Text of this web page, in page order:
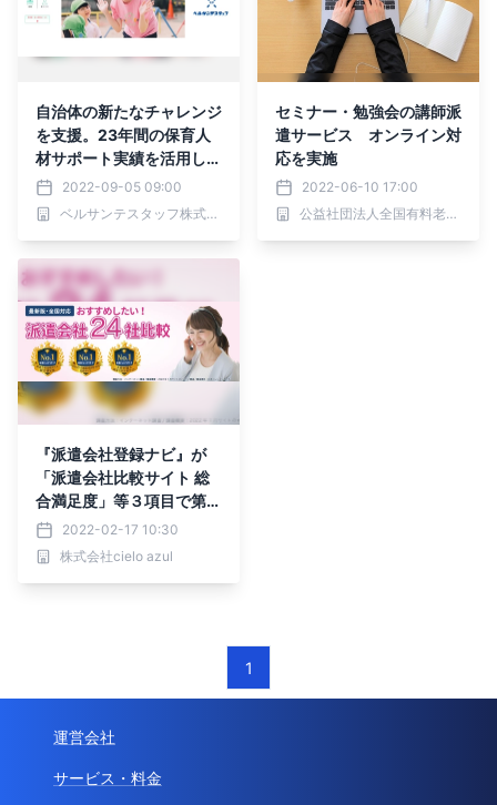
自治体の新たなチャレンジ
を支援。23年間の保育人
材サポート実績を活用し豊
中市独自の「新卒学生就活
サイト」を制作
2022-09-05 09:00
ベルサンテスタッフ株式会社
セミナー・勉強会の講師派
遣サービス オンライン対
応を実施
2022-06-10 17:00
公益社団法人全国有料老人ホーム協会
『派遣会社登録ナビ』が
「派遣会社比較サイト 総
合満足度」等３項目で第１
位を獲得！
2022-02-17 10:30
株式会社cielo azul
1
運営会社
サービス・料金